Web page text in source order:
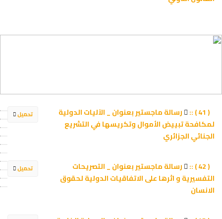
تحميل
رسالة ماجستير بعنوان _ الآليات الدولية
لمكافحة تبييض الأموال وتكريسها في التشريع
الجنائي الجزائري
تحميل
رسالة ماجستير بعنوان _ التصريحات
التفسيرية و اثرها على الاتفاقيات الدولية لحقوق
الانسان